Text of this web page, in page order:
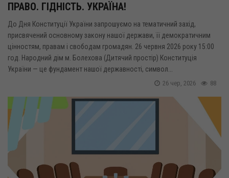
ПРАВО. ГІДНІСТЬ. УКРАЇНА!
До Дня Конституції України запрошуємо на тематичний захід,
присвячений основному закону нашої держави, її демократичним
цінностям, правам і свободам громадян. 26 червня 2026 року 15:00
год. Народний дім м. Болехова (Дитячий простір) Конституція
України — це фундамент нашої державності, символ...
88
26 чер, 2026